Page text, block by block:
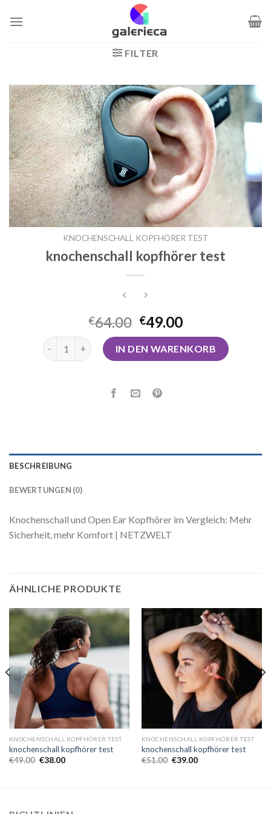
Inhalt
FILTER
KNOCHENSCHALL KOPFHÖRER TEST
knochenschall kopfhörer test
€64.00 €49.00
knochenschall kopfhörer test Menge
IN DEN WARENKORB
BESCHREIBUNG
BEWERTUNGEN (0)
Knochenschall und Open Ear Kopfhörer im Vergleich: Mehr
Sicherheit, mehr Komfort | NETZWELT
ÄHNLICHE PRODUKTE
KNOCHENSCHALL KOPFHÖRER TEST
knochenschall kopfhörer test
€49.00 €38.00
KNOCHENSCHALL KOPFHÖRER TEST
knochenschall kopfhörer test
€51.00 €39.00